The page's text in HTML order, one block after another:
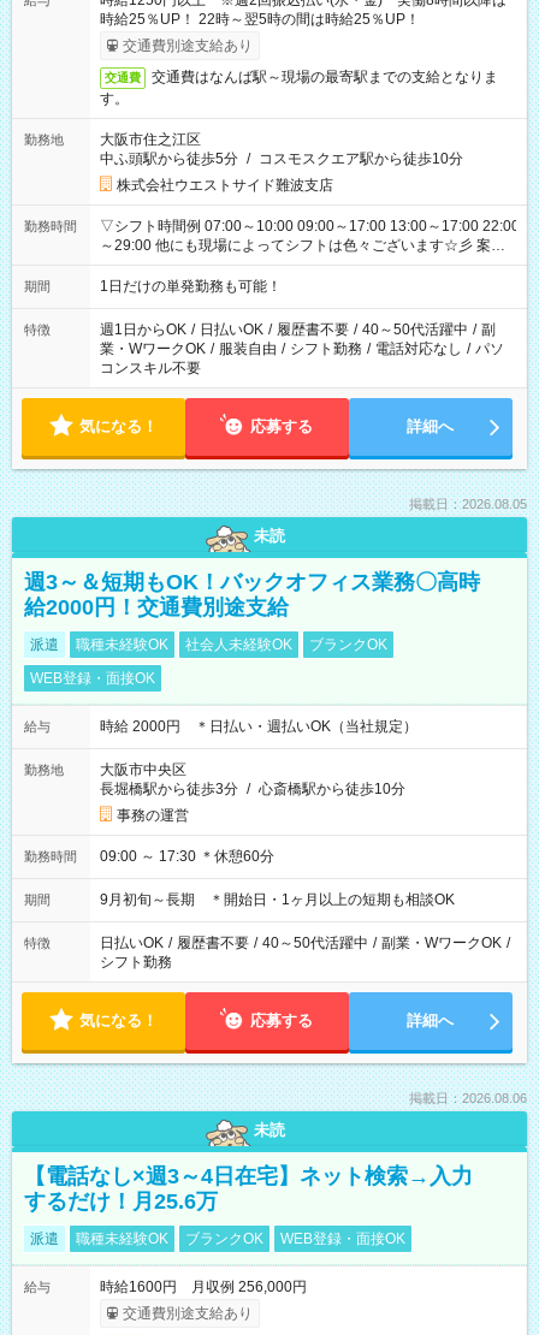
時給25％UP！ 22時～翌5時の間は時給25％UP！
交通費別途支給あり
交通費
交通費はなんば駅～現場の最寄駅までの支給となりま
す。
勤務地
大阪市住之江区
中ふ頭駅から徒歩5分 / コスモスクエア駅から徒歩10分
株式会社ウエストサイド難波支店
勤務時間
▽シフト時間例 07:00～10:00 09:00～17:00 13:00～17:00 22:00
～29:00 他にも現場によってシフトは色々ございます☆彡 案件
次第では午前中で終わるお仕事も...！
期間 1日だけの単発勤務も可能！
特徴 週1日からOK / 日払いOK / 履歴書不要 / 40～50代活躍中 / 副
業・WワークOK / 服装自由 / シフト勤務 / 電話対応なし / パソ
コンスキル不要
気になる！ 応募する 詳細へ
掲載日：2026.08.05
未読
週3～＆短期もOK！バックオフィス業務〇高時
給2000円！交通費別途支給
派遣 職種未経験OK 社会人未経験OK
ブランクOK
WEB登録・面接OK
給与 時給 2000円 ＊日払い・週払いOK（当社規定）
勤務地
大阪市中央区
長堀橋駅から徒歩3分 / 心斎橋駅から徒歩10分
事務の運営
勤務時間 09:00 ～ 17:30 ＊休憩60分
期間 9月初旬～長期 ＊開始日・1ヶ月以上の短期も相談OK
特徴 日払いOK / 履歴書不要 / 40～50代活躍中 / 副業・WワークOK /
シフト勤務
気になる！ 応募する 詳細へ
掲載日：2026.08.06
未読
【電話なし×週3～4日在宅】ネット検索→入力
するだけ！月25.6万
派遣 職種未経験OK ブランクOK WEB登録・面接OK
給与
時給1600円 月収例 256,000円
交通費別途支給あり